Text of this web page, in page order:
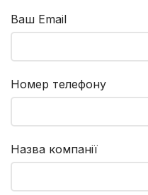
Ваш Email
Номер телефону
Назва компанії